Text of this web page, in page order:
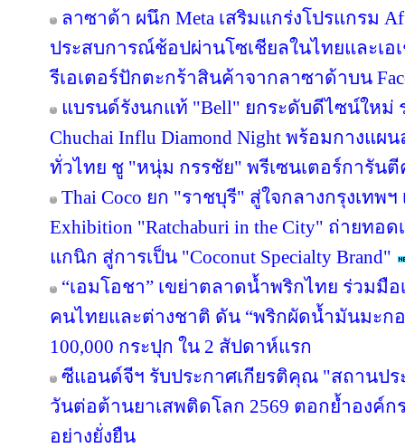
ลาซาด้า ผนึก Meta เสริมแกร่งโปรแกรม
ประสบการณ์ช้อปผ่านโซเชียลในไทยและเอ
รีเอเตอร์ปักตะกร้าสินค้าจากลาซาด้าบน
แบรนด์รังนกแท้ "Bell" ยกระดับดีไซน์ใหม่
Chuchai Influ Diamond Night พร้อมกางแ
ทั่วไทย ชู "หนุ่ม กรรชัย" พรีเซนเตอร์การัน
Thai Coco ยก "ราชบุรี" สู่ใจกลางกรุงเทพฯ
Exhibition "Ratchaburi in the City" ถ่ายทอ
แกนิก สู่การเป็น "Coconut Specialty Brand"
“เอมโอชา” เขย่าตลาดน้ำพริกไทย ร่วมมื
คนไทยและต่างชาติ ดัน “พริกผัดน้ำมันมะก
100,000 กระปุก ใน 2 สัปดาห์แรก
ซีแอนด์จีฯ รับประกาศเกียรติคุณ "สถานป
วันต่อต้านยาเสพติดโลก 2569 ตอกย้ำองค์
อย่างยั่งยืน